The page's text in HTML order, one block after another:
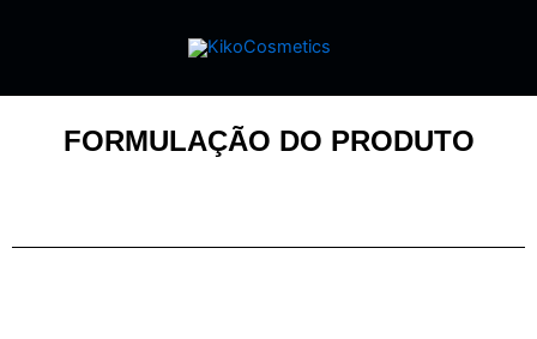
FORMULAÇÃO DO PRODUTO